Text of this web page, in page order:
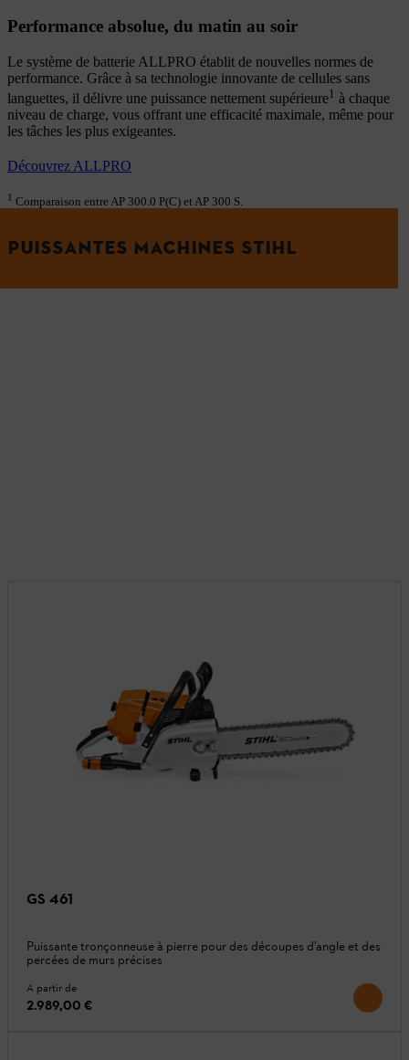
Performance absolue, du matin au soir
Le système de batterie ALLPRO établit de nouvelles normes de
performance. Grâce à sa technologie innovante de cellules sans
languettes, il délivre une puissance nettement supérieure1 à chaque
niveau de charge, vous offrant une efficacité maximale, même pour
les tâches les plus exigeantes.
Découvrez ALLPRO
1 Comparaison entre AP 300.0 P(C) et AP 300 S.
PUISSANTES MACHINES STIHL
GS 461
Puissante tronçonneuse à pierre pour des découpes d’angle et des
percées de murs précises
A partir de
2.989,00 €